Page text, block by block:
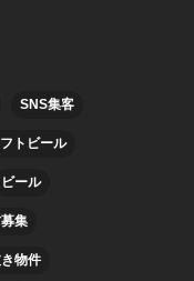
SNS集客
トビール
ビール
募集
物件